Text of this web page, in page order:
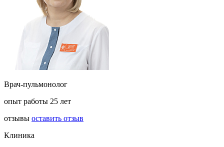
Врач-пульмонолог
опыт работы 25 лет
отзывы оставить отзыв
Клиника